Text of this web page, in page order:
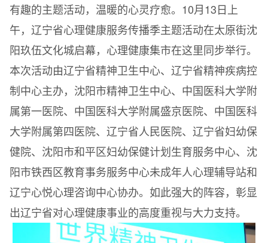
有趣的主题活动，温暖的心灵疗愈。10月13日上
午，辽宁省心理健康服务传播季主题活动在太原街沈
阳玖伍文化城启幕，心理健康集市在这里同步举行。
本次活动由辽宁省精神卫生中心、辽宁省精神疾病控
制中心主办，沈阳市精神卫生中心、中国医科大学附
属第一医院、中国医科大学附属盛京医院、中国医科
大学附属第四医院、辽宁省人民医院、辽宁省妇幼保
健院、沈阳市和平区妇幼保健计划生育服务中心、沈
阳市铁西区教育事务服务中心未成年人心理辅导站和
辽宁心悦心理咨询中心协办。如此强大的阵容，彰显
出辽宁省对心理健康事业的高度重视与大力支持。